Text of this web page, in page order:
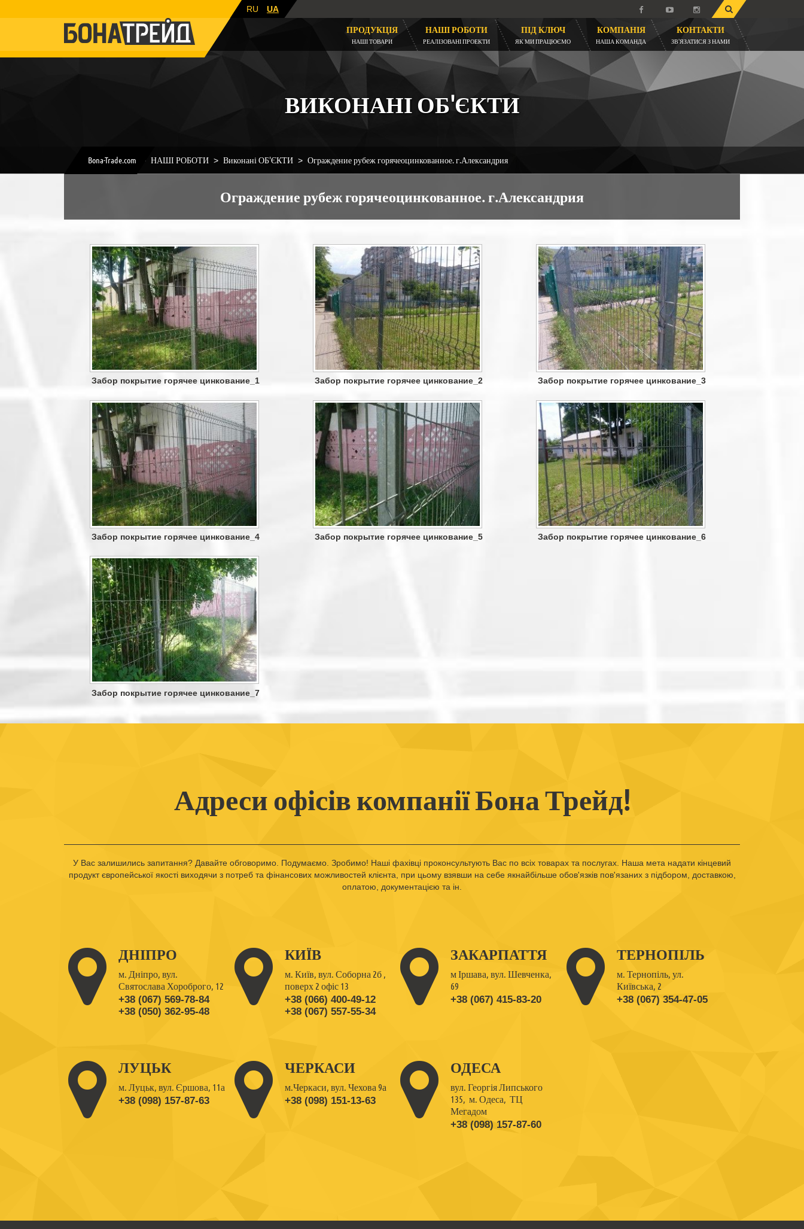
RU UA
ПРОДУКЦІЯ
НАШІ ТОВАРИ
НАШІ РОБОТИ
РЕАЛІЗОВАНІ ПРОЕКТИ
ПІД КЛЮЧ
ЯК МИ ПРАЦЮЄМО
КОМПАНІЯ
НАША КОМАНДА
КОНТАКТИ
ЗВ'ЯЗАТИСЯ З НАМИ
ВИКОНАНІ ОБ'ЄКТИ
Bona-Trade.com НАШІ РОБОТИ Виконані ОБ'ЄКТИ Ограждение рубеж горячеоцинкованное. г.Александрия
Ограждение рубеж горячеоцинкованное. г.Александрия
Забор покрытие горячее цинкование_1 Забор покрытие горячее цинкование_2 Забор покрытие горячее цинкование_3
Забор покрытие горячее цинкование_4 Забор покрытие горячее цинкование_5 Забор покрытие горячее цинкование_6
Забор покрытие горячее цинкование_7
Адреси офісів компанії Бона Трейд!
У Вас залишились запитання? Давайте обговоримо. Подумаємо. Зробимо! Наші фахівці проконсультують Вас по всіх товарах та послугах. Наша мета надати кінцевий
продукт європейської якості виходячи з потреб та фінансових можливостей клієнта, при цьому взявши на себе якнайбільше обов'язків пов'язаних з підбором, доставкою,
оплатою, документацією та ін.
ДНІПРО
м. Дніпро, вул.
Святослава Хороброго, 12
+38 (067) 569-78-84
+38 (050) 362-95-48
КИЇВ
м. Київ, вул. Соборна 2б ,
поверх 2 офіс 13
+38 (066) 400-49-12
+38 (067) 557-55-34
ЗАКАРПАТТЯ
м Іршава, вул. Шевченка,
69
+38 (067) 415-83-20
ТЕРНОПІЛЬ
м. Тернопіль, ул.
Київська, 2
+38 (067) 354-47-05
ЛУЦЬК
м. Луцьк, вул. Єршова, 11а
+38 (098) 157-87-63
ЧЕРКАСИ
м.Черкаси, вул. Чехова 9а
+38 (098) 151-13-63
ОДЕСА
вул. Георгія Липського
135, м. Одеса, ТЦ
Мегадом
+38 (098) 157-87-60